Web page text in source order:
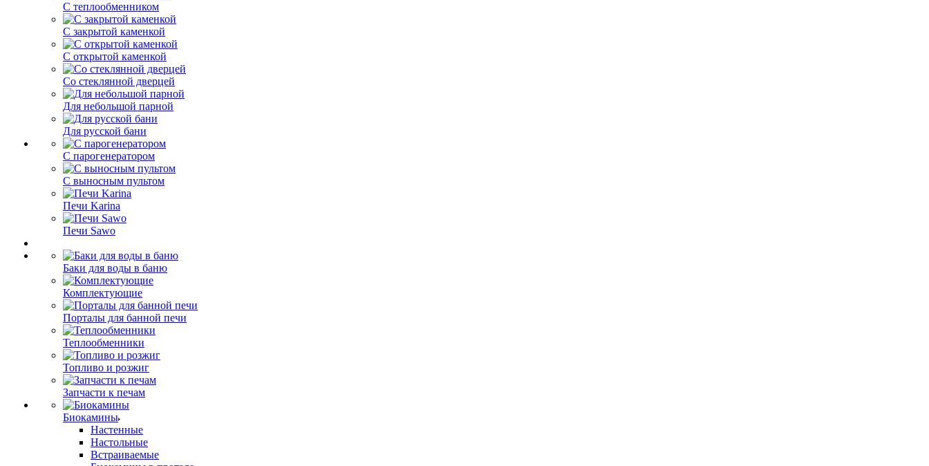
С теплообменником
С закрытой каменкой
С открытой каменкой
Со стеклянной дверцей
Для небольшой парной
Для русской бани
С парогенератором
С выносным пультом
Печи Karina
Печи Sawo
Баки для воды в баню
Комплектующие
Порталы для банной печи
Теплообменники
Топливо и розжиг
Запчасти к печам
Биокамины
Настенные
Настольные
Встраиваемые